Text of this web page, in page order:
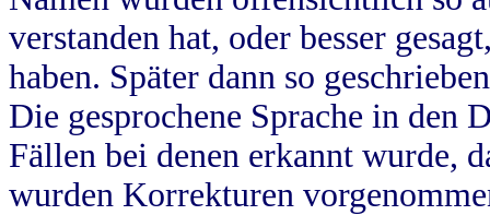
verstanden hat, oder besser
haben. Später dann so
Die gesprochene Sprache in
Fällen bei denen erkannt wurde,
wurden Korrekturen